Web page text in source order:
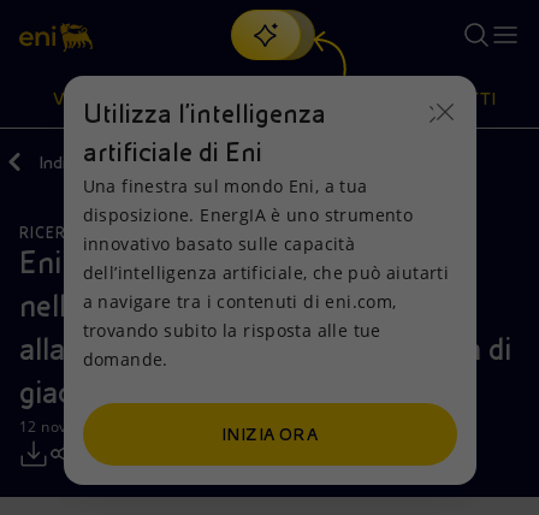
Cerca
scopri EnergIA, la nostra nuova soluzione di intelligenza
artificiale.
VISIONE
Visione
Mission e valori
Persone e Partnership
Net Zero
Modello satellitare
Azioni
Diversificazione energetica
Tecnologie per la transizione
Collaborazioni per l'innovazione
Attività nel mondo
PRODOTTI
Prodotti
Casa
Imprese
Mobilità
Indietro Media Comunicati Stampa
RICERCA, SVILUPPO E TECNOLOGIA RISORSE NATURALI
Eni raggiunge un nuovo traguardo
nella trasformazione digitale grazie
alla simulazione dinamica avanzata di
giacimento
12 novembre 2019 - 10:05 CET
Utilizza l'intelligenza
artificiale di Eni
Una finestra sul mondo Eni, a tua
disposizione. EnergIA è uno strumento
innovativo basato sulle capacità
dell’intelligenza artificiale, che può aiutarti
a navigare tra i contenuti di eni.com,
trovando subito la risposta alle tue
domande.
INIZIA ORA